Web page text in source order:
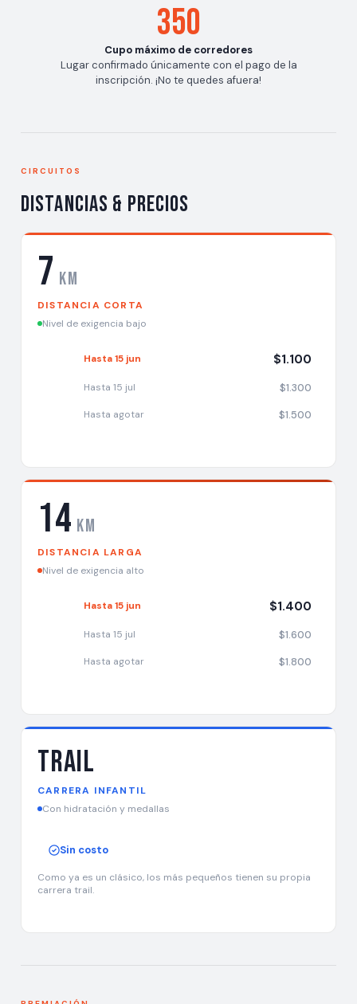
350
Cupo máximo de corredores
Lugar confirmado únicamente con el pago de la
inscripción. ¡No te quedes afuera!
CIRCUITOS
Distancias & Precios
7 km
DISTANCIA CORTA
Nivel de exigencia bajo
Hasta 15 jun $1.100
Hasta 15 jul $1.300
Hasta agotar $1.500
14 km
DISTANCIA LARGA
Nivel de exigencia alto
Hasta 15 jun $1.400
Hasta 15 jul $1.600
Hasta agotar $1.800
Trail
CARRERA INFANTIL
Con hidratación y medallas
Sin costo
Como ya es un clásico, los más pequeños tienen su propia
carrera trail.